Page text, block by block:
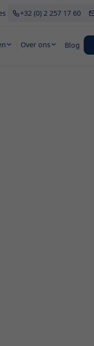
+32 (0) 2 257 17 60
Over ons Blog